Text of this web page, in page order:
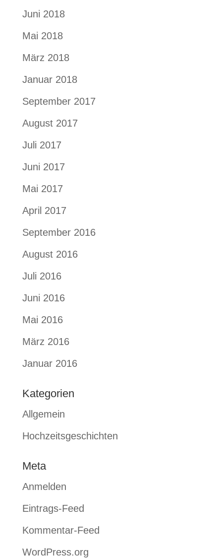
Juni 2018
Mai 2018
März 2018
Januar 2018
September 2017
August 2017
Juli 2017
Juni 2017
Mai 2017
April 2017
September 2016
August 2016
Juli 2016
Juni 2016
Mai 2016
März 2016
Januar 2016
Kategorien
Allgemein
Hochzeitsgeschichten
Meta
Anmelden
Eintrags-Feed
Kommentar-Feed
WordPress.org